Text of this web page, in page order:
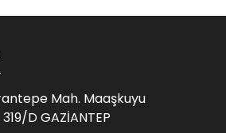
Mah. Maaşkuyu
D GAZİANTEP